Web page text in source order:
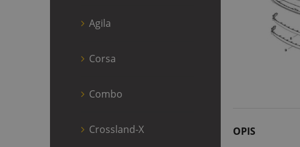
Agila
Corsa
Combo
Crossland-X OPIS